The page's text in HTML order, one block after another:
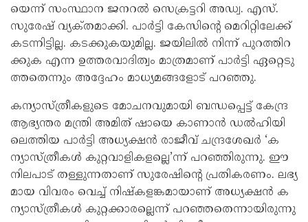
യെ​ന്ന്​​ സം​സ്ഥാ​ന ജ​ന​റ​ൽ സെ​ക്ര​ട്ട​റി അ​ഡ്വ. എ​സ്.​
സു​രേ​ഷ്​ വ്യ​ക്​​ത​മാ​ക്കി. പാ​ർ​ട്ടി കേ​സി​ന്‍റെ മെ​റി​റ്റി​ലേ​ക്ക്​
ക​ട​ന്നി​ട്ടി​ല്ല. ക​ട​ക്കു​ക​യു​മി​ല്ല. ജ​യി​ലി​ൽ നി​ന്ന്​ പു​റ​ത്തി​റ​
ക്കു​ക എ​ന്ന ഉ​ത്ത​ര​വാ​ദി​ത്വം മാ​ത്ര​മാ​ണ്​ പാ​ർ​ട്ടി ഏ​റ്റെ​ടു​
ത്ത​തെ​ന്നും അ​ദ്ദേ​ഹം മാ​ധ്യ​മ​ങ്ങ​ളോ​ട്​ പ​റ​ഞ്ഞു.
ക​ന്യാ​സ്ത്രീ​ക​ളു​ടെ മോ​ച​ന​വു​മാ​യി ബ​ന്ധ​പ്പെ​ട്ട്​ കേ​ന്ദ്ര
ആ​ഭ്യ​ന്ത​ര മ​ന്ത്രി അ​മി​ത്​ ഷാ​യെ കാ​ണാ​ൻ ഡ​ൽ​ഹി​യി​
ലെ​ത്തി​യ പാ​ർ​ട്ടി അ​ധ്യ​ക്ഷ​ൻ രാ​ജീ​വ്​ ച​ന്ദ്ര​ശേ​ഖ​ർ​ ‘ക​
ന്യാ​സ്ത്രീ​ക​ൾ കു​റ്റ​വാ​ളി​ക​​ള​ല്ലെ’​ന്ന് പ​റ​ഞ്ഞി​രു​ന്നു. ഈ ​
നി​ല​പാ​ട് ത​ള്ളു​ന്ന​താ​ണ് സു​രേ​ഷി​ന്‍റെ പ്ര​തി​ക​ര​ണം. ല​ഭ്യ​
മാ​യ വി​വ​രം വെ​ച്ച്​ നി​ഷ്​​ക​ള​ങ്ക​മാ​യാ​ണ്​ അ​ധ്യ​ക്ഷ​ൻ ക​
ന്യാ​സ്ത്രീ​ക​ൾ കു​റ്റ​ക്കാ​ര​ല്ലെ​ന്ന്​ പ​റ​ഞ്ഞ​തെ​ന്നാ​യി​രു​ന്നു